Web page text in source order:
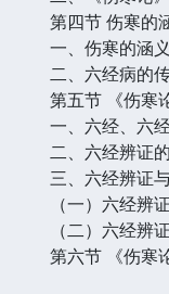
第四节 伤寒的
一、伤寒的涵义
二、六经病的
第五节 《伤寒
一、六经、六
二、六经辨证
三、六经辨证
（一）六经辨
（二）六经辨
第六节 《伤寒